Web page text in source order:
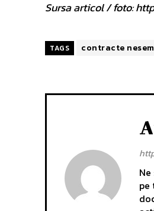
Sursa articol / foto:
TAGS contracte
pe